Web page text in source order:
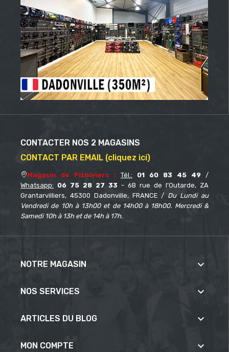
CONTACTER NOS 2 MAGASINS
CONTACT PAR EMAIL (cliquez ici)
Magasin de Pithiviers : Tél.: 01 60 83 45 49 /
Whatsapp: 06 75 28 27 33 - 6B rue de l’Outarde, ZA
Grantarvilliers, 45300 Dadonville, FRANCE / Du Lundi au
Vendredi de 10h à 13h00 et de 14h00 à 18h00. Mercredi &
Samedi 10h à 13h et de 14h à 17h.
NOTRE MAGASIN 
NOS SERVICES 
ARTICLES DU BLOG 
MON COMPTE 